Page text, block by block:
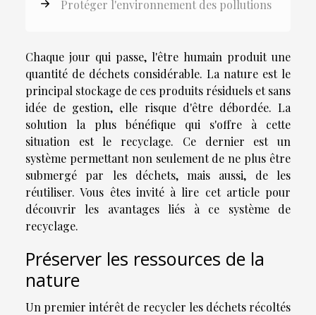
Protéger l'environnement des pollutions
Chaque jour qui passe, l'être humain produit une
quantité de déchets considérable. La nature est le
principal stockage de ces produits résiduels et sans
idée de gestion, elle risque d'être débordée. La
solution la plus bénéfique qui s'offre à cette
situation est le recyclage. Ce dernier est un
système permettant non seulement de ne plus être
submergé par les déchets, mais aussi, de les
réutiliser. Vous êtes invité à lire cet article pour
découvrir les avantages liés à ce système de
recyclage.
Préserver les ressources de la
nature
Un premier intérêt de recycler les déchets récoltés